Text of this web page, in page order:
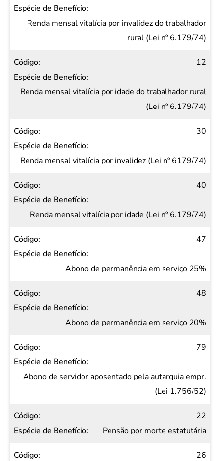
Renda mensal vitalícia por invalidez do trabalhador
rural (Lei nº 6.179/74)
12
Renda mensal vitalícia por idade do trabalhador rural
(Lei nº 6.179/74)
30
Renda mensal vitalícia por invalidez (Lei nº 6179/74)
40
Renda mensal vitalícia por idade (Lei nº 6.179/74)
47
Abono de permanência em serviço 25%
48
Abono de permanência em serviço 20%
79
Abono de servidor aposentado pela autarquia empr.
(Lei 1.756/52)
22
Pensão por morte estatutária
26